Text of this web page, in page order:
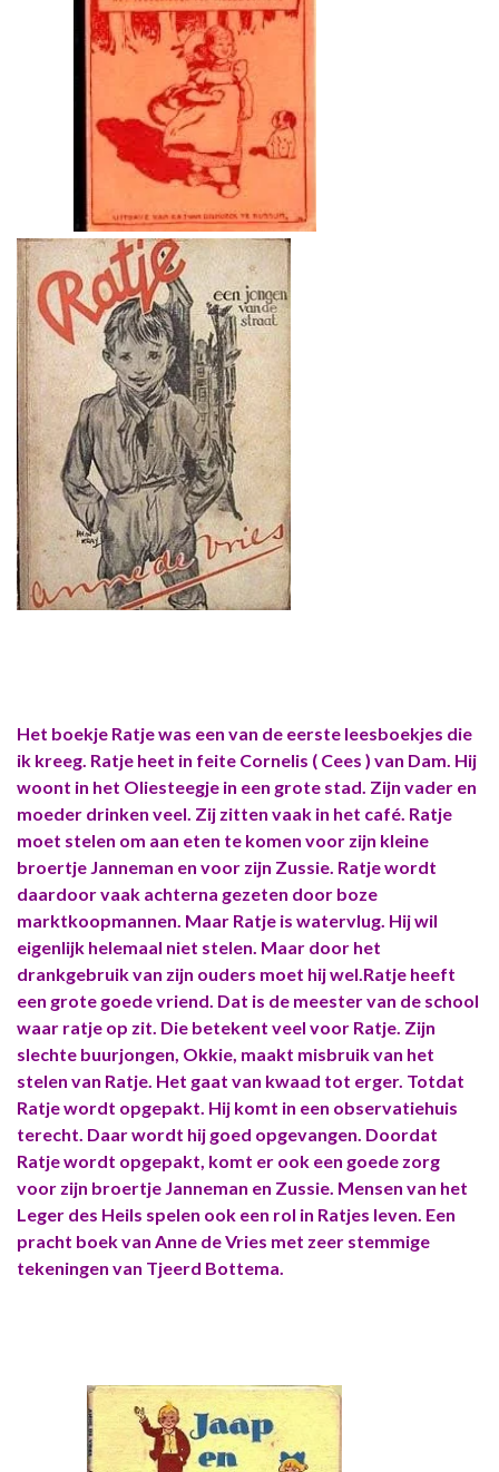
Het boekje Ratje was een van de eerste leesboekjes die
ik kreeg. Ratje heet in feite Cornelis ( Cees ) van Dam. Hij
woont in het Oliesteegje in een grote stad. Zijn vader en
moeder drinken veel. Zij zitten vaak in het café. Ratje
moet stelen om aan eten te komen voor zijn kleine
broertje Janneman en voor zijn Zussie. Ratje wordt
daardoor vaak achterna gezeten door boze
marktkoopmannen. Maar Ratje is watervlug. Hij wil
eigenlijk helemaal niet stelen. Maar door het
drankgebruik van zijn ouders moet hij wel.Ratje heeft
een grote goede vriend. Dat is de meester van de school
waar ratje op zit. Die betekent veel voor Ratje. Zijn
slechte buurjongen, Okkie, maakt misbruik van het
stelen van Ratje. Het gaat van kwaad tot erger. Totdat
Ratje wordt opgepakt. Hij komt in een observatiehuis
terecht. Daar wordt hij goed opgevangen. Doordat
Ratje wordt opgepakt, komt er ook een goede zorg
voor zijn broertje Janneman en Zussie. Mensen van het
Leger des Heils spelen ook een rol in Ratjes leven. Een
pracht boek van Anne de Vries met zeer stemmige
tekeningen van Tjeerd Bottema.